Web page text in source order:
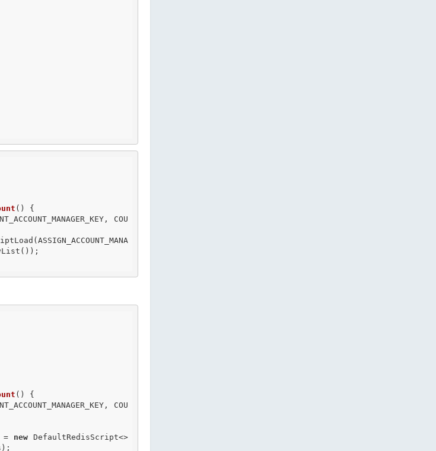
() {
() {
=
new DefaultRedisScript<>